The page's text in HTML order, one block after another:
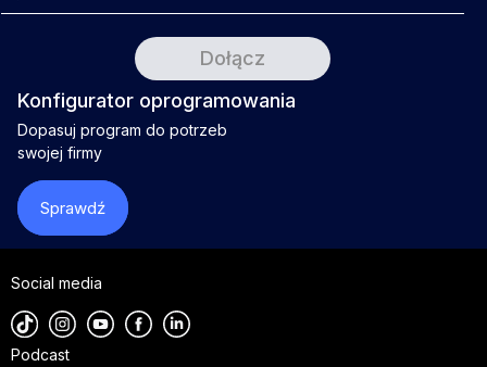
Konfigurator oprogramowania
Dopasuj program do potrzeb
swojej firmy
Sprawdź
Social media
Podcast